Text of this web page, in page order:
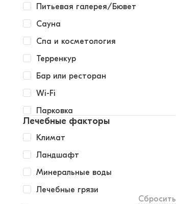
Питьевая галерея/Бювет
Сауна
Спа и косметология
Терренкур
Бар или ресторан
Wi-Fi
Парковка
Лечебные факторы
Климат
Ландшафт
Минеральные воды
Лечебные грязи
Сбросить